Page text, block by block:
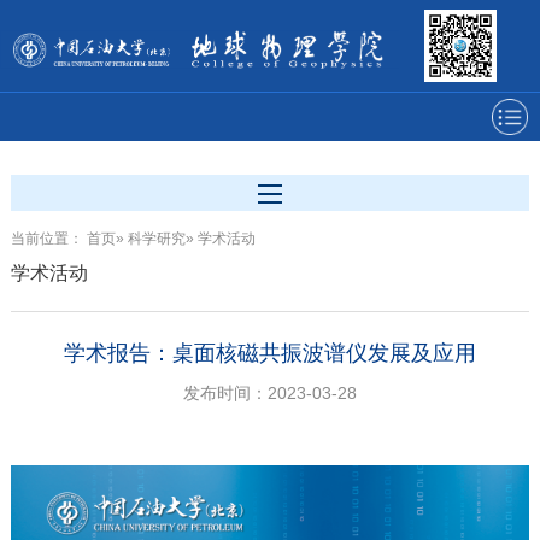
当前位置： 首页» 科学研究» 学术活动
学术活动
学术报告：桌面核磁共振波谱仪发展及应用
发布时间：2023-03-28